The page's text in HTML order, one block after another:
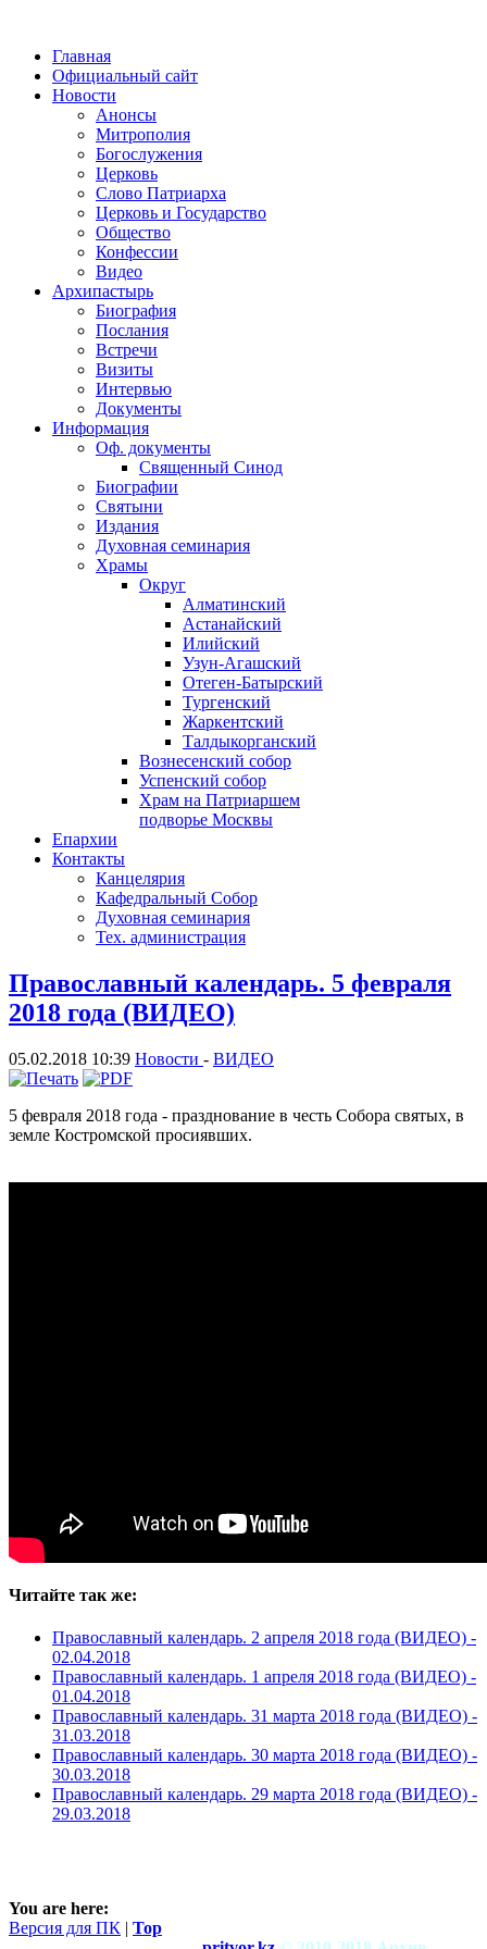
Главная
Официальный сайт
Новости
Анонсы
Митрополия
Богослужения
Церковь
Слово Патриарха
Церковь и Государство
Общество
Конфессии
Видео
Архипастырь
Биография
Послания
Встречи
Визиты
Интервью
Документы
Информация
Оф. документы
Священный Синод
Биографии
Святыни
Издания
Духовная семинария
Храмы
Округ
Алматинский
Астанайский
Илийский
Узун-Агашский
Отеген-Батырский
Тургенский
Жаркентский
Талдыкорганский
Вознесенский собор
Успенский собор
Храм на Патриаршем
подворье Москвы
Епархии
Контакты
Канцелярия
Кафедральный Собор
Духовная семинария
Тех. администрация
Православный календарь. 5 февраля
2018 года (ВИДЕО)
05.02.2018 10:39 Новости - ВИДЕО
5 февраля 2018 года - празднование в честь Собора святых, в
земле Костромской просиявших.
Читайте так же:
Православный календарь. 2 апреля 2018 года (ВИДЕО) -
02.04.2018
Православный календарь. 1 апреля 2018 года (ВИДЕО) -
01.04.2018
Православный календарь. 31 марта 2018 года (ВИДЕО) -
31.03.2018
Православный календарь. 30 марта 2018 года (ВИДЕО) -
30.03.2018
Православный календарь. 29 марта 2018 года (ВИДЕО) -
29.03.2018
You are here:
Версия для ПК | Top